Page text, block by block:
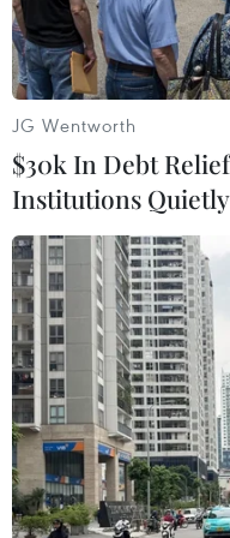
(Nguồn:
Kênh truyền hình
trận hỏa hoạn đã
lọc dầu
Pennsylvania của
Hiện chưa rõ quy
tầm kiểm soát tại
thùng/ngày này,
JG Wentworth
$30k In Debt
Institutions